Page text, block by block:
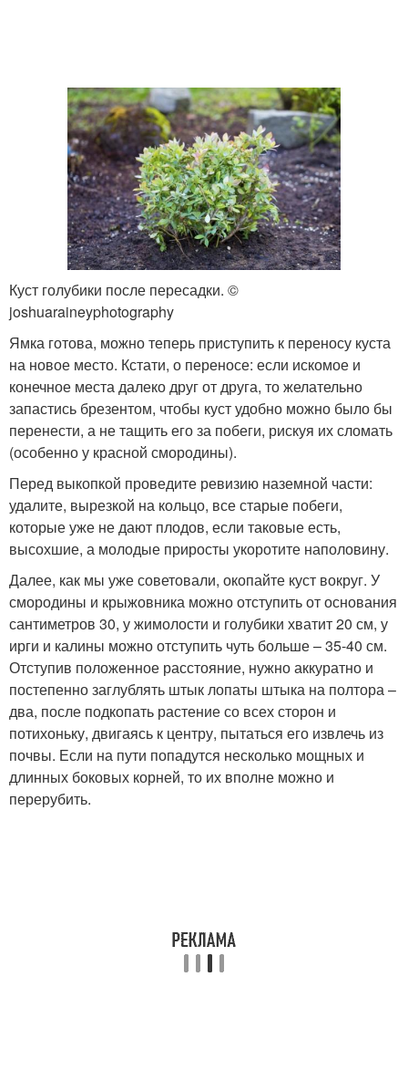
Куст голубики после пересадки. ©
joshuaraineyphotography
Ямка готова, можно теперь приступить к переносу куста
на новое место. Кстати, о переносе: если искомое и
конечное места далеко друг от друга, то желательно
запастись брезентом, чтобы куст удобно можно было бы
перенести, а не тащить его за побеги, рискуя их сломать
(особенно у красной смородины).
Перед выкопкой проведите ревизию наземной части:
удалите, вырезкой на кольцо, все старые побеги,
которые уже не дают плодов, если таковые есть,
высохшие, а молодые приросты укоротите наполовину.
Далее, как мы уже советовали, окопайте куст вокруг. У
смородины и крыжовника можно отступить от основания
сантиметров 30, у жимолости и голубики хватит 20 см, у
ирги и калины можно отступить чуть больше – 35-40 см.
Отступив положенное расстояние, нужно аккуратно и
постепенно заглублять штык лопаты штыка на полтора –
два, после подкопать растение со всех сторон и
потихоньку, двигаясь к центру, пытаться его извлечь из
почвы. Если на пути попадутся несколько мощных и
длинных боковых корней, то их вполне можно и
перерубить.